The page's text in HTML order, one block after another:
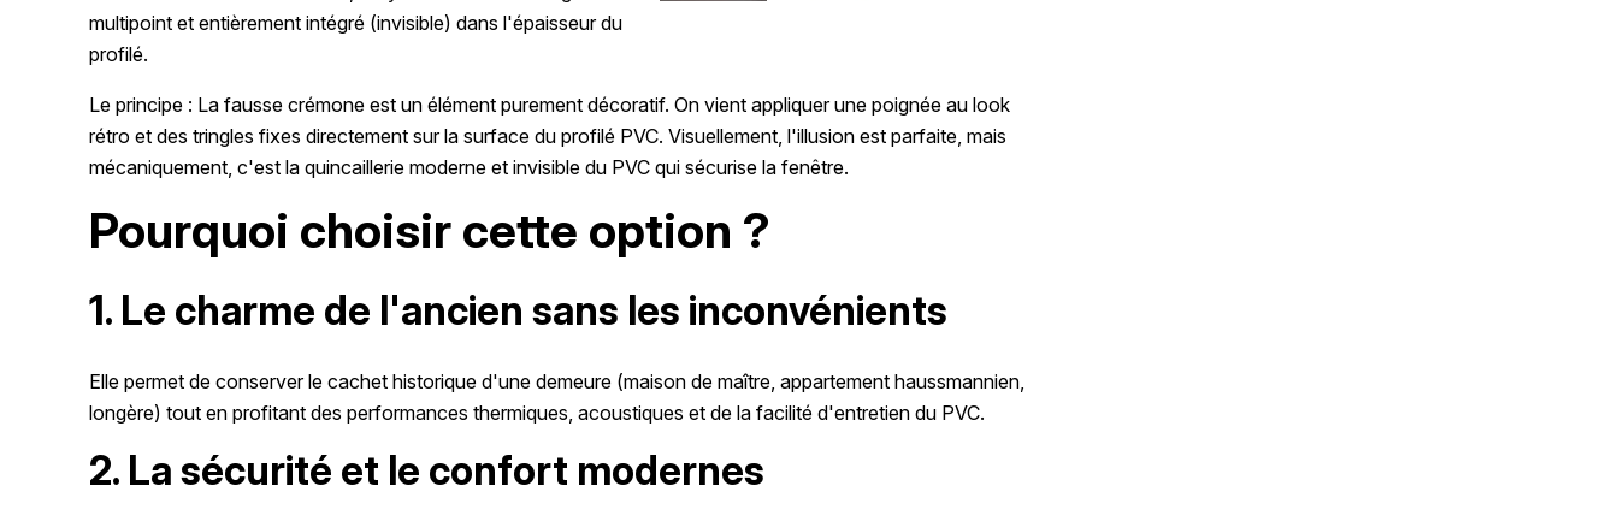
multipoint et entièrement intégré (invisible) dans l'épaisseur du
profilé.
Le principe : La fausse crémone est un élément purement décoratif. On vient appliquer une poignée au look
rétro et des tringles fixes directement sur la surface du profilé PVC. Visuellement, l'illusion est parfaite, mais
mécaniquement, c'est la quincaillerie moderne et invisible du PVC qui sécurise la fenêtre.
Pourquoi choisir cette option ?
1. Le charme de l'ancien sans les inconvénients
Elle permet de conserver le cachet historique d'une demeure (maison de maître, appartement haussmannien,
longère) tout en profitant des performances thermiques, acoustiques et de la facilité d'entretien du PVC.
2. La sécurité et le confort modernes